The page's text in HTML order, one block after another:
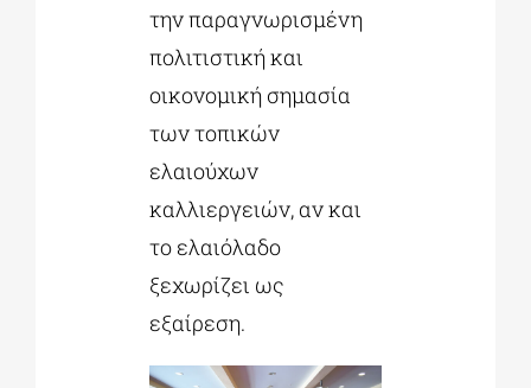
την παραγνωρισμένη
πολιτιστική και
οικονομική σημασία
των τοπικών
ελαιούχων
καλλιεργειών, αν και
το ελαιόλαδο
ξεχωρίζει ως
εξαίρεση.